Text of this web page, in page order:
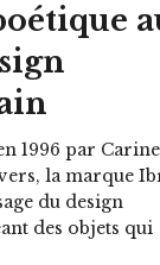
1996 par
la marque
du design
des objets qui